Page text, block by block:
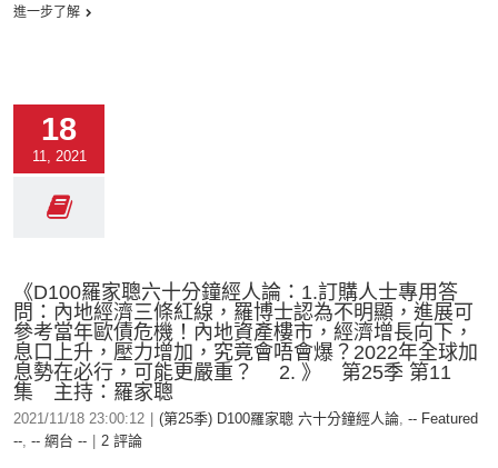
進一步了解
18
11, 2021
《D100羅家聰六十分鐘經人論：1.訂購人士專用答
問：內地經濟三條紅線，羅博士認為不明顯，進展可
參考當年歐債危機！內地資產樓市，經濟增長向下，
息口上升，壓力增加，究竟會唔會爆？2022年全球加
息勢在必行，可能更嚴重？ 2. 》 第25季 第11
集 主持：羅家聰
2021/11/18 23:00:12 (第25季) D100羅家聰 六十分鐘經人論, -- Featured
--, -- 網台 -- 2 評論